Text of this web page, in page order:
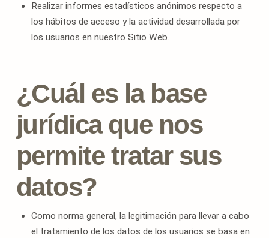
Realizar informes estadísticos anónimos respecto a
los hábitos de acceso y la actividad desarrollada por
los usuarios en nuestro Sitio Web.
¿Cuál es la base
jurídica que nos
permite tratar sus
datos?
Como norma general, la legitimación para llevar a cabo
el tratamiento de los datos de los usuarios se basa en